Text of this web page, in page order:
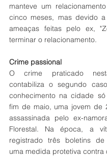
manteve um
cinco meses, mas devido
ameaças feitas pelo ex,
terminar o relacionamento.
Crime passional
O crime praticado
contabiliza o segundo
conhecimento na cidade
fim de maio, uma jovem de
assassinada pelo ex-
Florestal. Na época, a
registrado três boletins
uma medida protetiva contra